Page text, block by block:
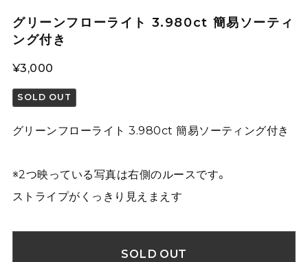
グリーンフローライト 3.980ct 簡易ソーティ
ング付き
¥3,000
SOLD OUT
グリーンフローライト 3.980ct 簡易ソーティング付き
※2つ映っている写真は右側のルースです。
ストライプがくっきり見えまえす
SOLD OUT